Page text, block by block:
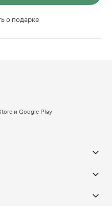
о подарке
и Google Play